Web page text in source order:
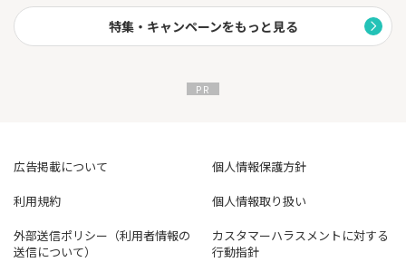
特集・キャンペーンをもっと見る
広告掲載について
個人情報保護方針
利用規約
個人情報取り扱い
外部送信ポリシー（利用者情報の
送信について）
カスタマーハラスメントに対する
行動指針